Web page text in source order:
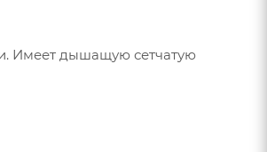
Имеет дышащую сетчатую